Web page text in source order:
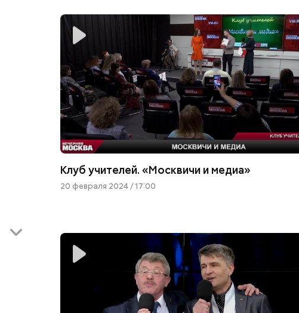
Клуб учителей. «Москвичи и медиа»
20 февраля 2024 / 17:00